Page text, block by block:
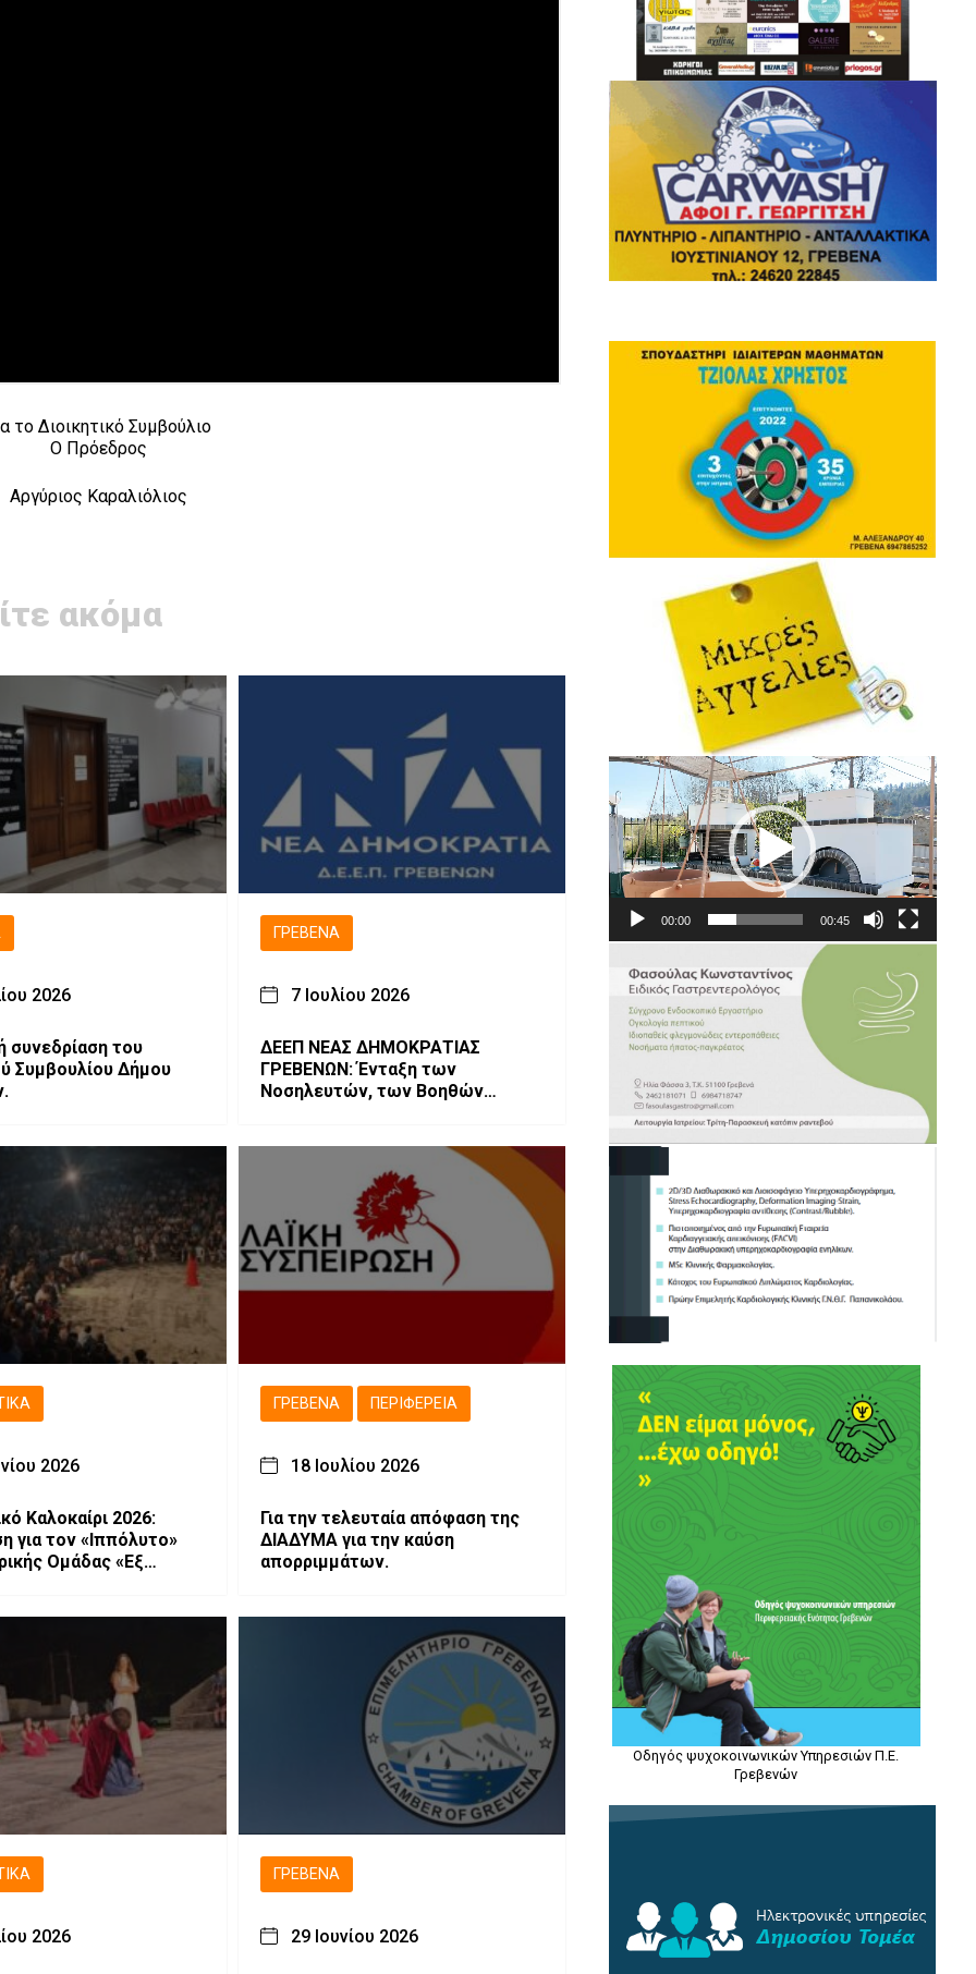
το Διοικητικό Συμβούλιο
Ο Πρόεδρος
Αργύριος Καραλιόλιος
ακόμα
2026
συνεδρίαση του
Συμβουλίου Δήμου
ΓΡΕΒΕΝΆ
7 Ιουλίου 2026
ΔΕΕΠ ΝΕΑΣ ΔΗΜΟΚΡΑΤΙΑΣ
ΓΡΕΒΕΝΩΝ: Ένταξη των
Νοσηλευτών, των Βοηθών
2026
Καλοκαίρι 2026:
για τον «Ιππόλυτο»
Ομάδας «Εξ
ΓΡΕΒΕΝΆ ΠΕΡΙΦΈΡΕΙΑ
18 Ιουλίου 2026
Για την τελευταία απόφαση της
ΔΙΑΔΥΜΑ για την καύση
απορριμμάτων.
2026
ΓΡΕΒΕΝΆ
29 Ιουνίου 2026
Πρόγραμμα
Αναπαραγωγής
Βίντεο
00:00 00:45
Οδηγός ψυχοκοινωνικών Υπηρεσιών Π.Ε.
Γρεβενών